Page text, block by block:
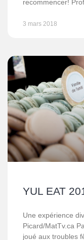
recommencer!
3 mars 2018
YUL EAT
Une expérience
Picard/MatTv.ca
joué aux troubles